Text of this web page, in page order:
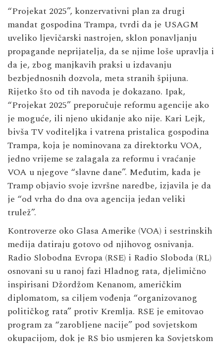
“Projekat 2025”, konzervativni plan za drugi
mandat gospodina Trampa, tvrdi da je USAGM
uveliko ljevičarski nastrojen, sklon ponavljanju
propagande neprijatelja, da se njime loše upravlja i
da je, zbog manjkavih praksi u izdavanju
bezbjednosnih dozvola, meta stranih špijuna.
Rijetko što od tih navoda je dokazano. Ipak,
“Projekat 2025” preporučuje reformu agencije ako
je moguće, ili njeno ukidanje ako nije. Kari Lejk,
bivša TV voditeljka i vatrena pristalica gospodina
Trampa, koja je nominovana za direktorku VOA,
jedno vrijeme se zalagala za reformu i vraćanje
VOA u njegove “slavne dane”. Međutim, kada je
Tramp objavio svoje izvršne naredbe, izjavila je da
je “od vrha do dna ova agencija jedan veliki
trulež”.
Kontroverze oko Glasa Amerike (VOA) i sestrinskih
medija datiraju gotovo od njihovog osnivanja.
Radio Slobodna Evropa (RSE) i Radio Sloboda (RL)
osnovani su u ranoj fazi Hladnog rata, djelimično
inspirisani Džordžom Kenanom, američkim
diplomatom, sa ciljem vođenja “organizovanog
političkog rata” protiv Kremlja. RSE je emitovao
program za “zarobljene nacije” pod sovjetskom
okupacijom, dok je RS bio usmjeren ka Sovjetskom